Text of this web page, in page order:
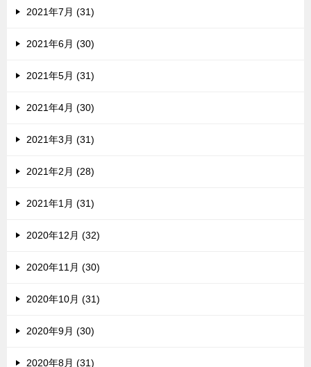
2021年7月 (31)
2021年6月 (30)
2021年5月 (31)
2021年4月 (30)
2021年3月 (31)
2021年2月 (28)
2021年1月 (31)
2020年12月 (32)
2020年11月 (30)
2020年10月 (31)
2020年9月 (30)
2020年8月 (31)